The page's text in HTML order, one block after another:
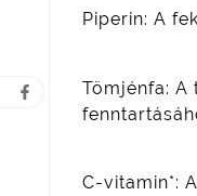
Piperin: A
Tömjénfa: A
C-vitamin*: